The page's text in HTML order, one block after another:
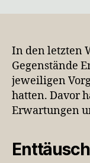
In den letzten
Gegenstände
jeweiligen
hatten. Davor
Erwartungen